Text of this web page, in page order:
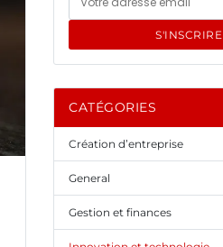
S'INSCRIRE
CATÉGORIES
Création d’entreprise
General
Gestion et finances